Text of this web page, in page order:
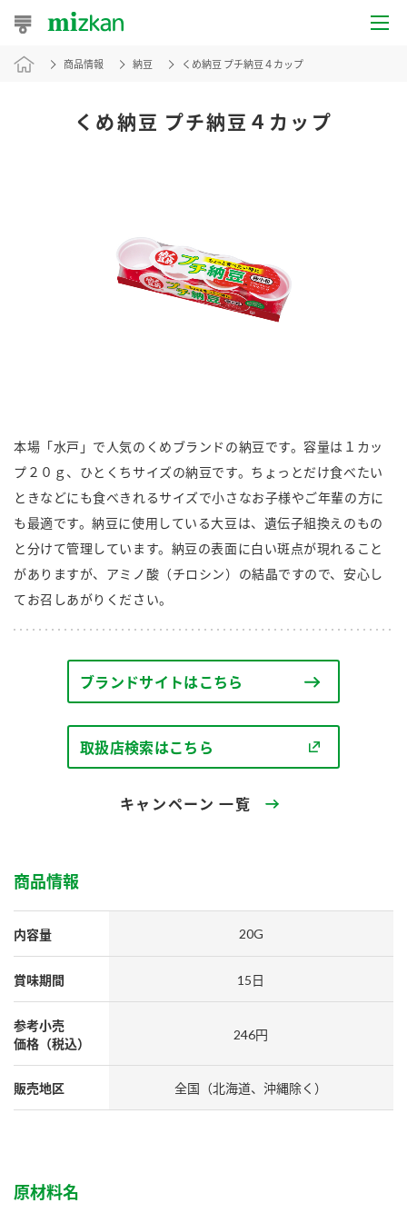
おうちレシピ
おすすめレシピ
商品からレシピを探す
酢 調味酢
お酢ドリンク ぽん酢
みりん風・料理酒 鍋用調味料
つゆ たれ
スープ 中華
納豆 Fibee
新商品一覧
キャンペーン情報
ブランド・スペシャルサイト
ブランド・スペシャルサイト トップ
商品ブランドサイト
くらしプラ酢
お酢ドリンク
つゆ
鍋なび
納豆のサイト
PIN印
三ツ判山吹
千夜
スペシャルサイト
お酢を知ろう！
納豆の豆知識
企業情報
国内事業概要
ミツカングループについて
企業理念
ミツカンを知る
環境への取り組み
MIM（ミツカンミュージアム）
各部門が大切にしていること
お客様の声をいかしました
販売終了製品のご案内
商品情報 納豆 くめ納豆 プチ納豆４カップ
くめ納豆 プチ納豆４カップ
本場「水戸」で人気のくめブランドの納豆です。容量は１カッ
プ２０ｇ、ひとくちサイズの納豆です。ちょっとだけ食べたい
ときなどにも食べきれるサイズで小さなお子様やご年輩の方に
も最適です。納豆に使用している大豆は、遺伝子組換えのもの
と分けて管理しています。納豆の表面に白い斑点が現れること
がありますが、アミノ酸（チロシン）の結晶ですので、安心し
てお召しあがりください。
ブランドサイトはこちら
取扱店検索はこちら
キャンペーン 一覧
商品情報
内容量 20G
賞味期間 15日
参考小売
価格（税込）
246円
販売地区 全国（北海道、沖縄除く）
原材料名